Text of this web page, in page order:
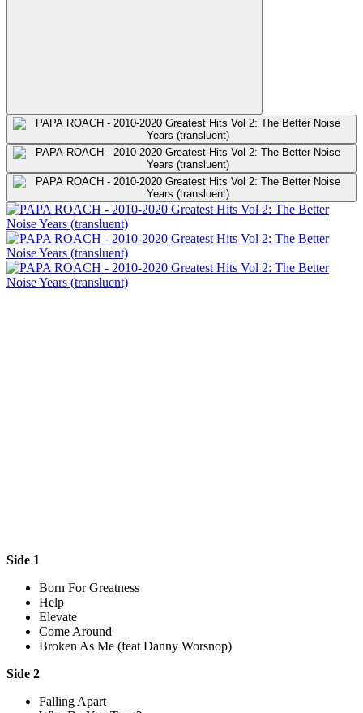
Side 1
Born For Greatness
Help
Elevate
Come Around
Broken As Me (feat Danny Worsnop)
Side 2
Falling Apart